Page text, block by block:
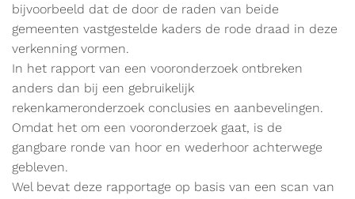
bijvoorbeeld dat de door de raden van beide
gemeenten vastgestelde kaders de rode draad in deze
verkenning vormen.
In het rapport van een vooronderzoek ontbreken
anders dan bij een gebruikelijk
rekenkameronderzoek conclusies en aanbevelingen.
Omdat het om een vooronderzoek gaat, is de
gangbare ronde van hoor en wederhoor achterwege
gebleven.
Wel bevat deze rapportage op basis van een scan van